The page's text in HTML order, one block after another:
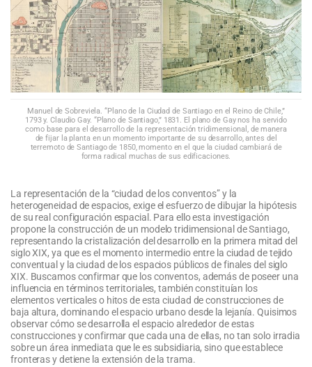
Manuel de Sobreviela. “Plano de la Ciudad de Santiago en el Reino de Chile,”
1793 y. Claudio Gay. “Plano de Santiago,” 1831. El plano de Gay nos ha servido
como base para el desarrollo de la representación tridimensional, de manera
de fijar la planta en un momento importante de su desarrollo, antes del
terremoto de Santiago de 1850, momento en el que la ciudad cambiará de
forma radical muchas de sus edificaciones.
La representación de la “ciudad de los conventos” y la
heterogeneidad de espacios, exige el esfuerzo de dibujar la hipótesis
de su real configuración espacial. Para ello esta investigación
propone la construcción de un modelo tridimensional de Santiago,
representando la cristalización del desarrollo en la primera mitad del
siglo XIX, ya que es el momento intermedio entre la ciudad de tejido
conventual y la ciudad de los espacios públicos de finales del siglo
XIX. Buscamos confirmar que los conventos, además de poseer una
influencia en términos territoriales, también constituían los
elementos verticales o hitos de esta ciudad de construcciones de
baja altura, dominando el espacio urbano desde la lejanía. Quisimos
observar cómo se desarrolla el espacio alrededor de estas
construcciones y confirmar que cada una de ellas, no tan solo irradia
sobre un área inmediata que le es subsidiaria, sino que establece
fronteras y detiene la extensión de la trama.